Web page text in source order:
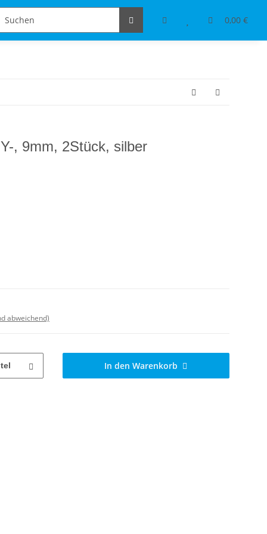
0,00 €
Schmuckdesign Tischdeko & Accessoires
, 9mm, 2Stück, silber
abweichend)
In den Warenkorb